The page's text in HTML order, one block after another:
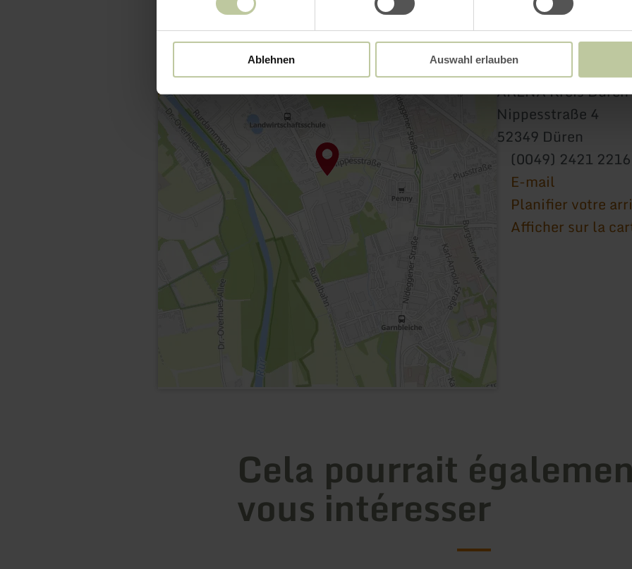
Ablehnen Auswahl erlauben
ARENA Kreis Düren
Nippesstraße 4
52349 Düren
(0049) 2421
E-mail
Planifier votre
Afficher sur la
Cela pourrait
vous intéresser